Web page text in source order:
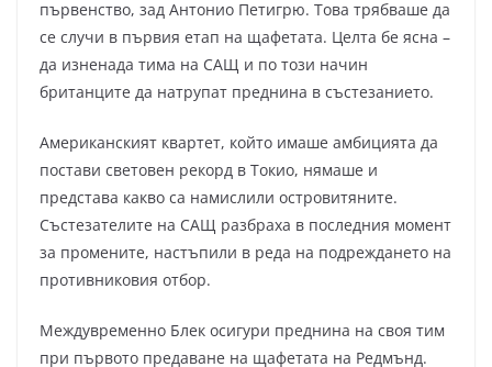
първенство, зад Антонио Петигрю. Това трябваше да
се случи в първия етап на щафетата. Целта бе ясна –
да изненада тима на САЩ и по този начин
британците да натрупат преднина в състезанието.
Американският квартет, който имаше амбицията да
постави световен рекорд в Токио, нямаше и
представа какво са намислили островитяните.
Състезателите на САЩ разбраха в последния момент
за промените, настъпили в реда на подреждането на
противниковия отбор.
Междувременно Блек осигури преднина на своя тим
при първото предаване на щафетата на Редмънд.